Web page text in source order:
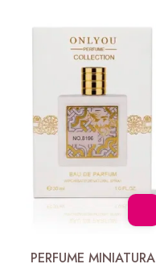
PERFUME